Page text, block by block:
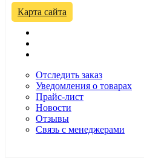
Карта сайта
Отследить заказ
Уведомления о товарах
Прайс-лист
Новости
Отзывы
Связь с менеджерами